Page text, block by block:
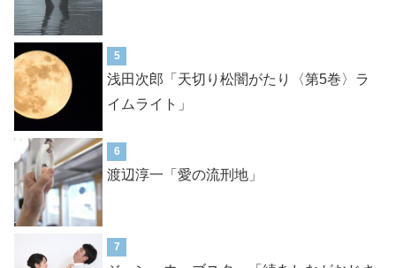
5
浅田次郎「天切り松闇がたり〈第5巻〉ラ
イムライト」
6
渡辺淳一「愛の流刑地」
7